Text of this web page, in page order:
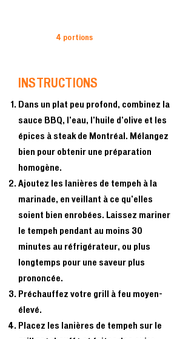
4 portions
INSTRUCTIONS
Dans un plat peu profond, combinez la
sauce BBQ, l'eau, l'huile d'olive et les
épices à steak de Montréal. Mélangez
bien pour obtenir une préparation
homogène.
Ajoutez les lanières de tempeh à la
marinade, en veillant à ce qu'elles
soient bien enrobées. Laissez mariner
le tempeh pendant au moins 30
minutes au réfrigérateur, ou plus
longtemps pour une saveur plus
prononcée.
Préchauffez votre grill à feu moyen-
élevé.
Placez les lanières de tempeh sur le